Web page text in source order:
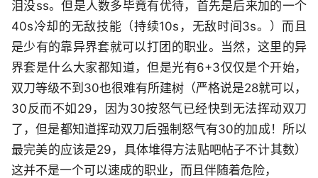
泪没ss。但是人数多毕竟有优待，首先是后来加的一个
40s冷却的无敌技能（持续10s，无敌时间3s。）而且
是少有的靠异界套就可以打团的职业。当然，这里的异
界套是什么大家都知道，但是光有6+3仅仅是个开始，
双刀等级不到30也很难有所建树（严格说是28就可以，
30反而不如29，因为30按怒气已经快到无法挥动双刀
了，但是都知道挥动双刀后强制怒气有30的加成！所以
最完美的应该是29，具体堆得方法贴吧帖子不计其数）
这并不是一个可以速成的职业，而且伴随着危险，